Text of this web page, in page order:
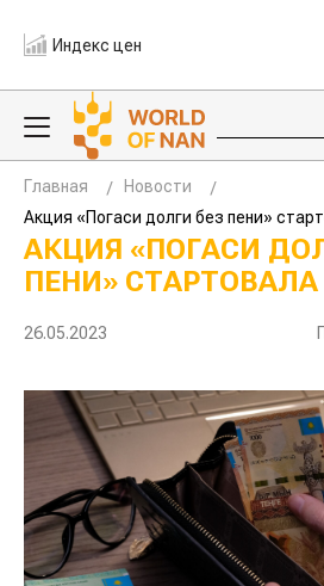
Индекс цен
Главная
Новости
Акция «Погаси долги без пени»
АКЦИЯ «ПОГАСИ
ПЕНИ» СТАРТОВАЛА
26.05.2023